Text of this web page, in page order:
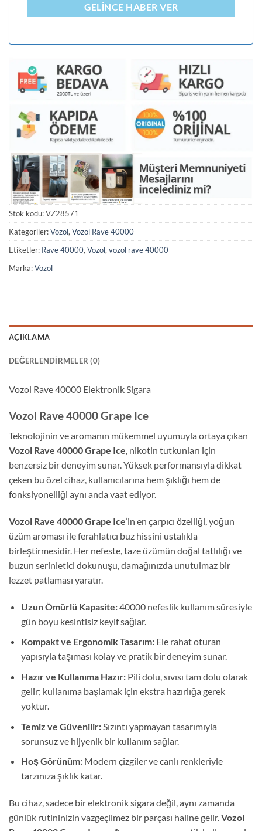
GELINCE HABER VER
Stok kodu:VZ28571
Kategoriler:Vozol, Vozol Rave 40000
Etiketler: Rave 40000, Vozol, vozol rave 40000
Marka:Vozol
AÇIKLAMA
DEĞERLENDIRMELER (0)
Vozol Rave 40000 Elektronik Sigara
Vozol Rave 40000 Grape Ice
Teknolojinin ve aromanın mükemmel uyumuyla ortaya çıkan
Vozol Rave 40000 Grape Ice, nikotin tutkunları için
benzersiz bir deneyim sunar. Yüksek performansıyla dikkat
çeken bu özel cihaz, kullanıcılarına hem şıklığı hem de
fonksiyonelliği aynı anda vaat ediyor.
Vozol Rave 40000 Grape Ice‘in en çarpıcı özelliği, yoğun
üzüm aroması ile ferahlatıcı buz hissini ustalıkla
birleştirmesidir. Her nefeste, taze üzümün doğal tatlılığı ve
buzun serinletici dokunuşu, damağınızda unutulmaz bir
lezzet patlaması yaratır.
Uzun Ömürlü Kapasite:40000 nefeslik kullanım süresiyle
gün boyu kesintisiz keyif sağlar.
Kompakt ve Ergonomik Tasarım:Ele rahat oturan
yapısıyla taşıması kolay ve pratik bir deneyim sunar.
Hazır ve Kullanıma Hazır:Pili dolu, sıvısı tam dolu olarak
gelir; kullanıma başlamak için ekstra hazırlığa gerek
yoktur.
Temiz ve Güvenilir:Sızıntı yapmayan tasarımıyla
sorunsuz ve hijyenik bir kullanım sağlar.
Hoş Görünüm:Modern çizgiler ve canlı renkleriyle
tarzınıza şıklık katar.
Bu cihaz, sadece bir elektronik sigara değil, aynı zamanda
günlük rutininizin vazgeçilmez bir parçası haline gelir.Vozol